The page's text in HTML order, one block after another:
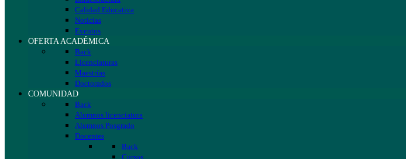
Calidad Educativa
Noticias
Eventos
OFERTA ACADÉMICA
Back
Licenciaturas
Maestrías
Doctorados
COMUNIDAD
Back
Alumnos licenciatura
Alumnos Posgrado
Docentes
Back
Cursos